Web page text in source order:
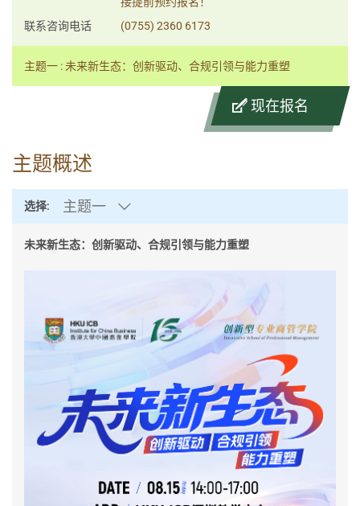
联系咨询电话
(0755) 2360 6173
主题一 : 未来新生态：创新驱动、合规引领与能力重塑
现在报名
主题概述
选择: 主题一
未来新生态：创新驱动、合规引领与能力重塑